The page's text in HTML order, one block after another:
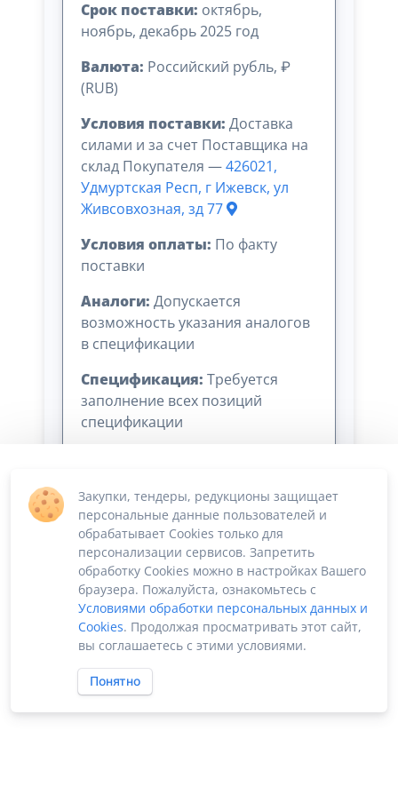
Срок поставки: октябрь,
ноябрь, декабрь 2025 год
Валюта: Российский рубль, ₽
(RUB)
Условия поставки: Доставка
силами и за счет Поставщика на
склад Покупателя —426021,
Удмуртская Респ, г Ижевск, ул
Живсовхозная, зд 77
Условия оплаты: По факту
поставки
Аналоги: Допускается
возможность указания аналогов
в спецификации
Спецификация: Требуется
заполнение всех позиций
спецификации
Сумма лота: 180 000,00 ₽
Закупки, тендеры, редукционы защищает
персональные данные пользователей и
обрабатывает Cookies только для
персонализации сервисов. Запретить
обработку Cookies можно в настройках Вашего
браузера. Пожалуйста, ознакомьтесь с
Условиями обработки персональных данных и
Cookies. Продолжая просматривать этот сайт,
вы соглашаетесь с этими условиями.
Понятно